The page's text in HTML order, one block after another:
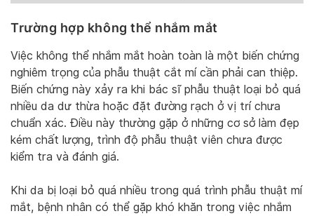
Trường hợp không thể nhắm mắt
Việc không thể nhắm mắt hoàn toàn là một biến chứng
nghiêm trọng của phẫu thuật cắt mí cần phải can thiệp.
Biến chứng này xảy ra khi bác sĩ phẫu thuật loại bỏ quá
nhiều da dư thừa hoặc đặt đường rạch ở vị trí chưa
chuẩn xác. Điều này thường gặp ở những cơ sở làm đẹp
kém chất lượng, trình độ phẫu thuật viên chưa được
kiểm tra và đánh giá.
Khi da bị loại bỏ quá nhiều trong quá trình phẫu thuật mí
mắt, bệnh nhân có thể gặp khó khăn trong việc nhắm